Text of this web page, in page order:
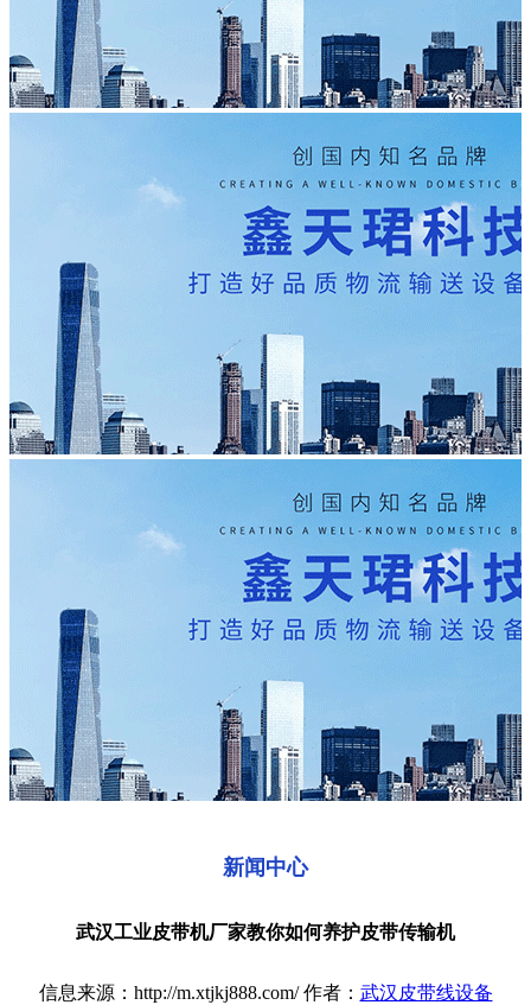
新闻中心
武汉工业皮带机厂家教你如何养护皮带传输机
信息来源：http://m.xtjkj888.com/ 作者： 武汉皮带线设备